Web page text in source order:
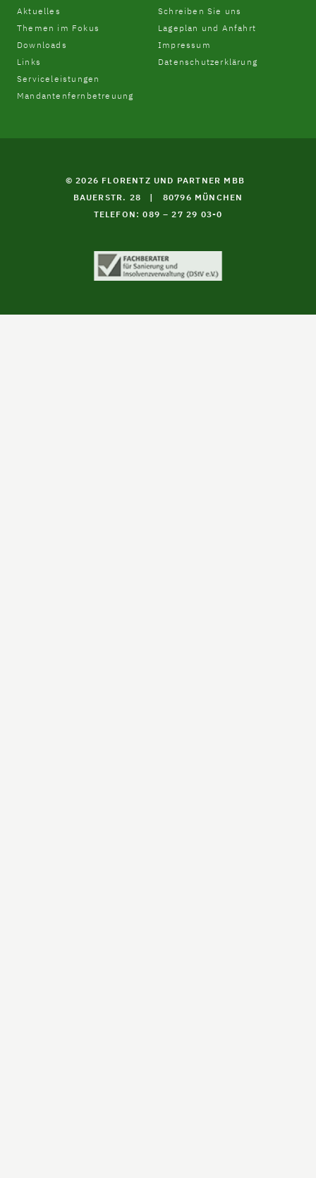
Aktuelles
Themen im Fokus
Downloads
Links
Serviceleistungen
Mandantenfernbetreuung
Schreiben Sie uns
Lageplan und Anfahrt
Impressum
Datenschutzerklärung
© 2026 FLORENTZ UND PARTNER MBB
BAUERSTR. 28
|
80796 MÜNCHEN
TELEFON: 089 – 27 29 03-0